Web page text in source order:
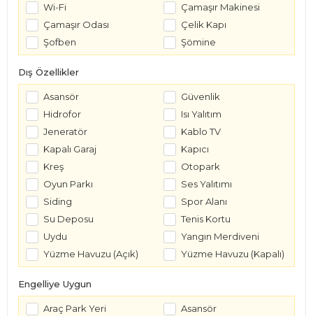
Wi-Fi
Çamaşır Makinesi
Çamaşır Odası
Çelik Kapı
Şofben
Şömine
Dış Özellikler
Asansör
Güvenlik
Hidrofor
Isı Yalıtım
Jeneratör
Kablo TV
Kapalı Garaj
Kapıcı
Kreş
Otopark
Oyun Parkı
Ses Yalıtımı
Siding
Spor Alanı
Su Deposu
Tenis Kortu
Uydu
Yangın Merdiveni
Yüzme Havuzu (Açık)
Yüzme Havuzu (Kapalı)
Engelliye Uygun
Araç Park Yeri
Asansör